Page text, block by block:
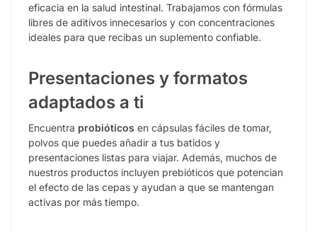
eficacia en la salud intestinal. Trabajamos con fórmulas
libres de aditivos innecesarios y con concentraciones
ideales para que recibas un suplemento confiable.
Presentaciones y formatos
adaptados a ti
Encuentra probióticos en cápsulas fáciles de tomar,
polvos que puedes añadir a tus batidos y
presentaciones listas para viajar. Además, muchos de
nuestros productos incluyen prebióticos que potencian
el efecto de las cepas y ayudan a que se mantengan
activas por más tiempo.